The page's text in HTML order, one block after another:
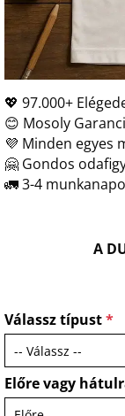
💖 97.000+
😊 Mosoly
💜 Minden egyes
🤗 Gondos
🚛 3-4
A
Válassz típust*
Előre vagy